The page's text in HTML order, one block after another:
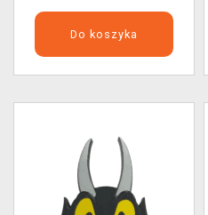
Do koszyka